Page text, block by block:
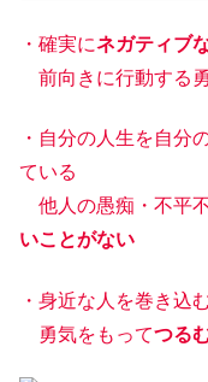
・確実にネガティブ
前向きに行動する
・自分の人生を自分
ている
他人の愚痴・不平
いことがない
・身近な人を巻き込
勇気をもってつる